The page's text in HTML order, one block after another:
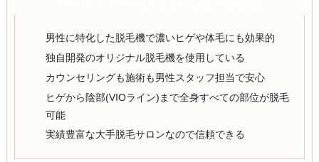
男性に特化した脱毛機で濃いヒゲや体毛にも効果的
独自開発のオリジナル脱毛機を使用している
カウンセリングも施術も男性スタッフ担当で安心
ヒゲから陰部(VIOライン)まで全身すべての部位が脱毛
可能
実績豊富な大手脱毛サロンなので信頼できる